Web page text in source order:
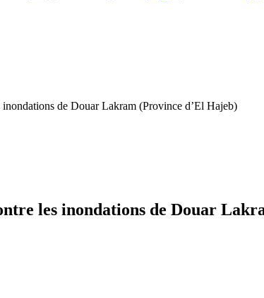
de Douar Lakram (Province d’El Hajeb)
les inondations de Douar